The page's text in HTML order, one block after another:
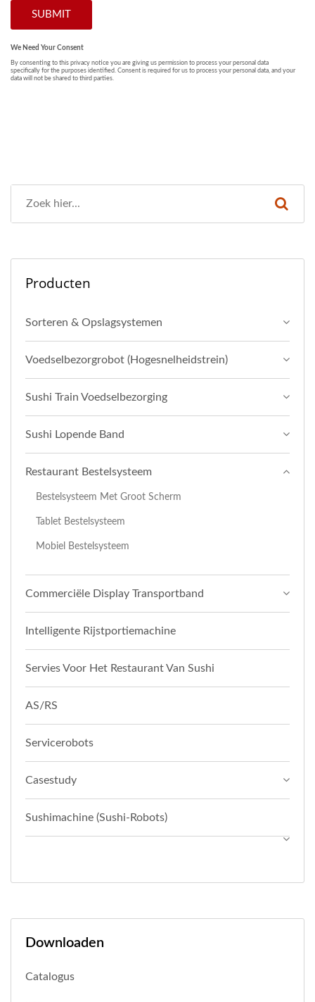
Producten
Sorteren & Opslagsystemen
Voedselbezorgrobot (Hogesnelheidstrein)
Sushi Train Voedselbezorging
Sushi Lopende Band
Restaurant Bestelsysteem
Bestelsysteem Met Groot Scherm
Tablet Bestelsysteem
Mobiel Bestelsysteem
Commerciële Display Transportband
Intelligente Rijstportiemachine
Servies Voor Het Restaurant Van Sushi
AS/RS
Servicerobots
Casestudy
Sushimachine (Sushi-Robots)
Downloaden
Catalogus